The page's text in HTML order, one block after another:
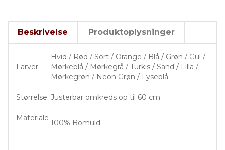
Beskrivelse Produktoplysninger
Farver
Hvid / Rød / Sort / Orange / Blå / Grøn / Gul /
Mørkeblå / Mørkegrå / Turkis / Sand / Lilla /
Mørkegrøn / Neon Grøn / Lyseblå
Størrelse Justerbar omkreds op til 60 cm
Materiale
100% Bomuld